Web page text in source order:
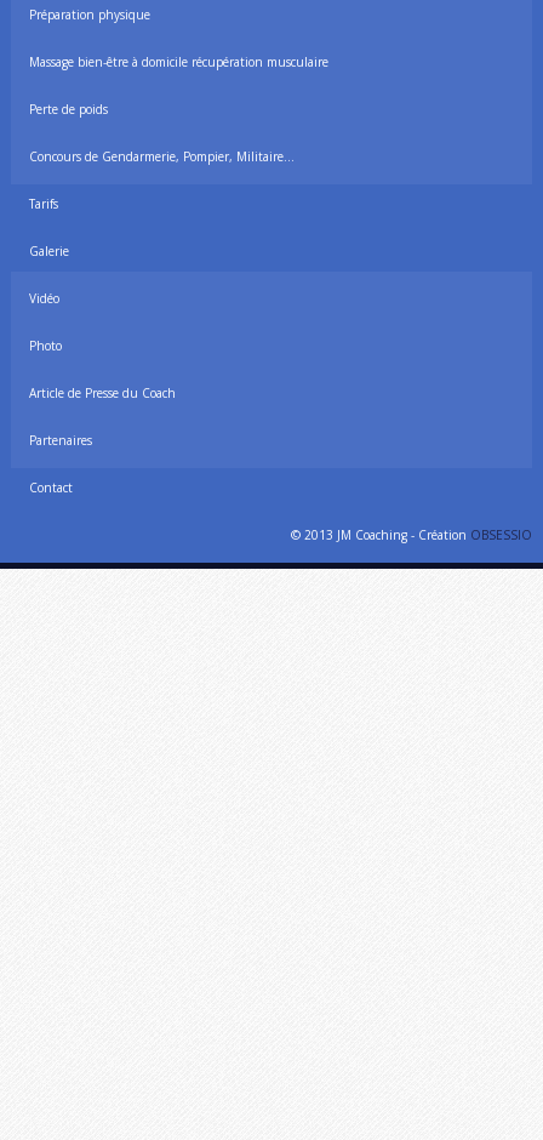
Préparation physique
Massage bien-être à domicile récupération musculaire
Perte de poids
Concours de Gendarmerie, Pompier, Militaire…
Tarifs
Galerie
Vidéo
Photo
Article de Presse du Coach
Partenaires
Contact
© 2013 JM Coaching - Création OBSESSIO